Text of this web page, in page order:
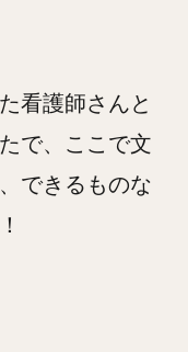
看護師さんと
で、ここで文
できるものな